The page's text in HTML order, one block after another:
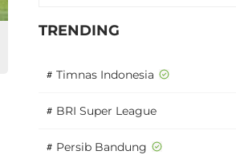
TRENDING
# Timnas Indonesia
# BRI Super League
# Persib Bandung